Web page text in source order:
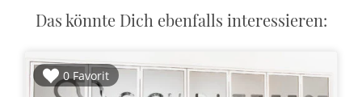
Das könnte Dich ebenfalls interessieren:
0 Favorit